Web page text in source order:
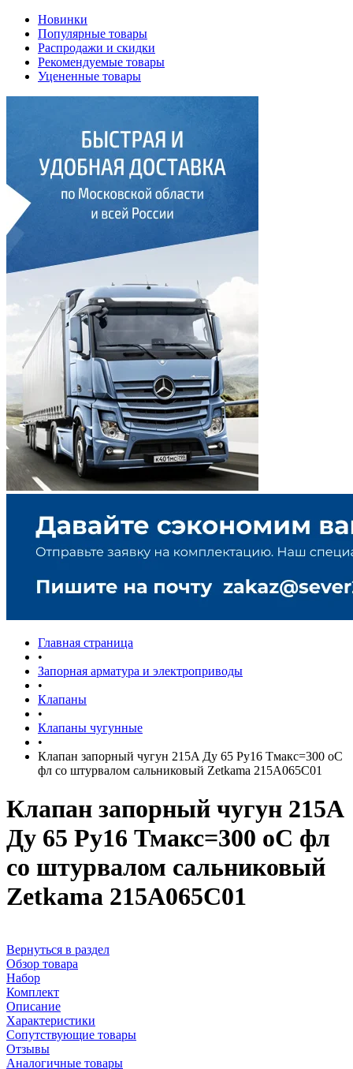
Новинки
Популярные товары
Распродажи и скидки
Рекомендуемые товары
Уцененные товары
Главная страница
•
Запорная арматура и электроприводы
•
Клапаны
•
Клапаны чугунные
•
Клапан запорный чугун 215A Ду 65 Ру16 Тмакс=300 оС
фл со штурвалом сальниковый Zetkama 215A065C01
Клапан запорный чугун 215A
Ду 65 Ру16 Тмакс=300 оС фл
со штурвалом сальниковый
Zetkama 215A065C01
Вернуться в раздел
Обзор товара
Набор
Комплект
Описание
Характеристики
Сопутствующие товары
Отзывы
Аналогичные товары